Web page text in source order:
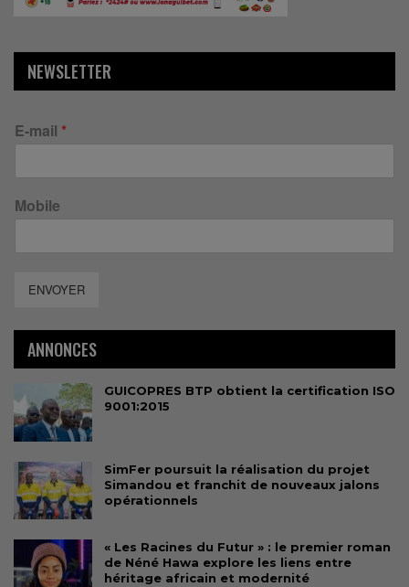
NEWSLETTER
E-mail *
Mobile
ENVOYER
ANNONCES
GUICOPRES BTP obtient la certification ISO
9001:2015
SimFer poursuit la réalisation du projet
Simandou et franchit de nouveaux jalons
opérationnels
« Les Racines du Futur » : le premier roman
de Néné Hawa explore les liens entre
héritage africain et modernité